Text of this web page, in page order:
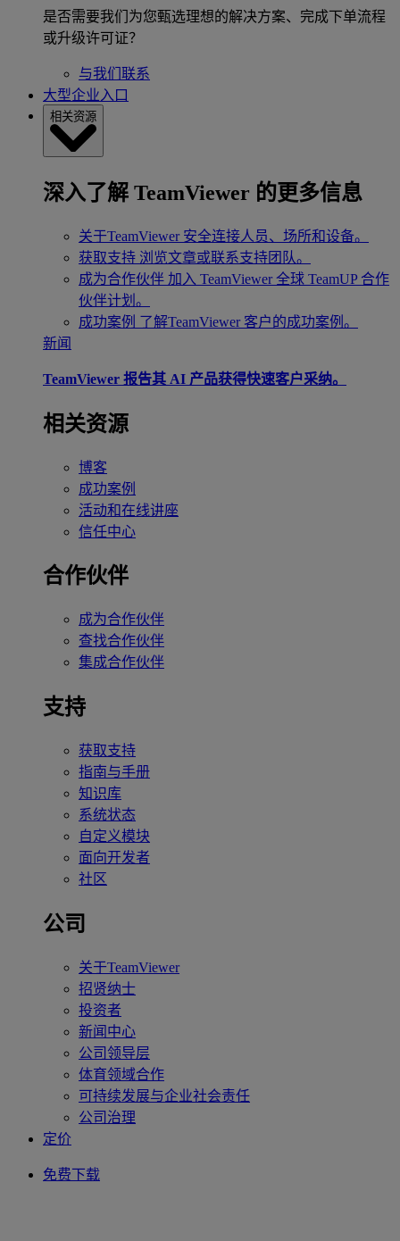
是否需要我们为您甄选理想的解决方案、完成下单流程
或升级许可证？
与我们联系
大型企业入口
相关资源
深入了解 TeamViewer 的更多信息
关于TeamViewer 安全连接人员、场所和设备。
获取支持 浏览文章或联系支持团队。
成为合作伙伴 加入 TeamViewer 全球 TeamUP 合作
伙伴计划。
成功案例 了解TeamViewer 客户的成功案例。
新闻
TeamViewer 报告其 AI 产品获得快速客户采纳。
相关资源
博客
成功案例
活动和在线讲座
信任中心
合作伙伴
成为合作伙伴
查找合作伙伴
集成合作伙伴
支持
获取支持
指南与手册
知识库
系统状态
自定义模块
面向开发者
社区
公司
关于TeamViewer
招贤纳士
投资者
新闻中心
公司领导层
体育领域合作
可持续发展与企业社会责任
公司治理
定价
免费下载